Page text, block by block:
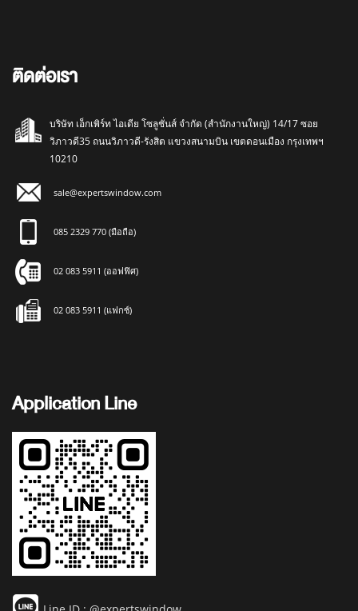
ติดต่อเรา
บริษัท เอ็กเพิร์ท ไอเดีย โซลูชั่นส์ จำกัด (สำนักงานใหญ่) 14/17 ซอย
วิภาวดี35 ถนนวิภาวดี-รังสิต แขวงสนามบิน เขตดอนเมือง กรุงเทพฯ
10210
sale@expertswindow.com
085 2329 770 (มือถือ)
02 083 5911 (ออฟฟิศ)
02 083 5911 (แฟกซ์)
Application Line